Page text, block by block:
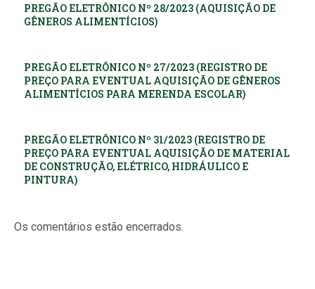
PREGÃO ELETRÔNICO Nº 28/2023 (AQUISIÇÃO DE
GÊNEROS ALIMENTÍCIOS)
PREGÃO ELETRÔNICO Nº 27/2023 (REGISTRO DE
PREÇO PARA EVENTUAL AQUISIÇÃO DE GÊNEROS
ALIMENTÍCIOS PARA MERENDA ESCOLAR)
PREGÃO ELETRÔNICO Nº 31/2023 (REGISTRO DE
PREÇO PARA EVENTUAL AQUISIÇÃO DE MATERIAL
DE CONSTRUÇÃO, ELÉTRICO, HIDRÁULICO E
PINTURA)
Os comentários estão encerrados.